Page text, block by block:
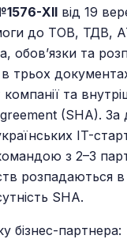
XII від 19
до ТОВ, ТДВ,
обов’язки та
трьох
та
(SHA).
IT-
з 2–3
розпадаються
SHA.
бізнес-партнера: